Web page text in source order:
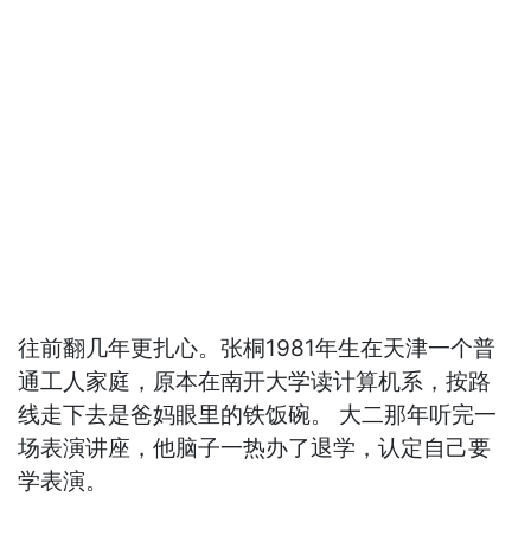
往前翻几年更扎心。张桐1981年生在天津一个普
通工人家庭，原本在南开大学读计算机系，按路
线走下去是爸妈眼里的铁饭碗。 大二那年听完一
场表演讲座，他脑子一热办了退学，认定自己要
学表演。